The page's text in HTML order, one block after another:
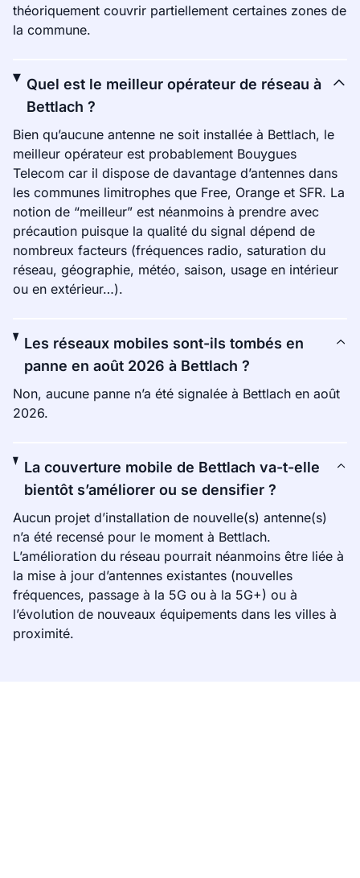
théoriquement couvrir partiellement certaines zones de
la commune.
Quel est le meilleur opérateur de réseau à
Bettlach ?
Bien qu’aucune antenne ne soit installée à Bettlach, le
meilleur opérateur est probablement Bouygues
Telecom car il dispose de davantage d’antennes dans
les communes limitrophes que Free, Orange et SFR. La
notion de “meilleur” est néanmoins à prendre avec
précaution puisque la qualité du signal dépend de
nombreux facteurs (fréquences radio, saturation du
réseau, géographie, météo, saison, usage en intérieur
ou en extérieur…).
Les réseaux mobiles sont-ils tombés en
panne en août 2026 à Bettlach ?
Non, aucune panne n’a été signalée à Bettlach en août
2026.
La couverture mobile de Bettlach va-t-elle
bientôt s’améliorer ou se densifier ?
Aucun projet d’installation de nouvelle(s) antenne(s)
n’a été recensé pour le moment à Bettlach.
L’amélioration du réseau pourrait néanmoins être liée à
la mise à jour d’antennes existantes (nouvelles
fréquences, passage à la 5G ou à la 5G+) ou à
l’évolution de nouveaux équipements dans les villes à
proximité.